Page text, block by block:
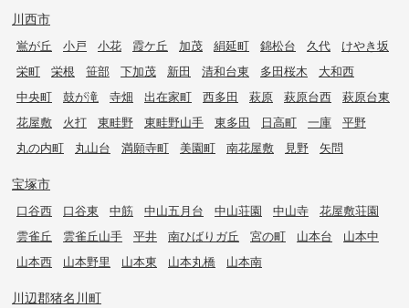
川西市
鴬が丘 小戸 小花 霞ケ丘 加茂 絹延町 錦松台 久代
けやき坂
栄町
栄根 笹部 下加茂 新田 清和台東 多田桜木
大和西
中央町
鼓が滝 寺畑 出在家町 西多田 萩原 萩原台西
萩原台東
花屋敷
火打 東畦野 東畦野山手 東多田 日高町 一庫
平野
丸の内町
丸山台 満願寺町 美園町 南花屋敷 見野 矢問
宝塚市
口谷西 口谷東 中筋 中山五月台 中山荘園 中山寺
花屋敷荘園
雲雀丘
雲雀丘山手 平井 南ひばりガ丘 宮の町 山本台
山本中
山本西
山本野里 山本東 山本丸橋 山本南
川辺郡猪名川町